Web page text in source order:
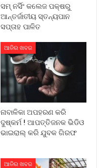
ସମ୍ ନର୍ସିଂ କଲେଜ ପକ୍ଷରୁ
ଆନ୍ତର୍ଜାତୀୟ ସ୍ତନ୍ୟପାନ
ସପ୍ତାହ ପାଳିତ
ଆଜିର ଖବର
ନାବାଳିକା ଅପହରଣ କରି
ଦୁଷ୍କର୍ମ ! ଆପତ୍ତିଜନକ ଭିଡିଓ
ଭାଇରାଲ୍ କରି ଯୁବକ ଗିରଫ
ଆଜିର ଖବର